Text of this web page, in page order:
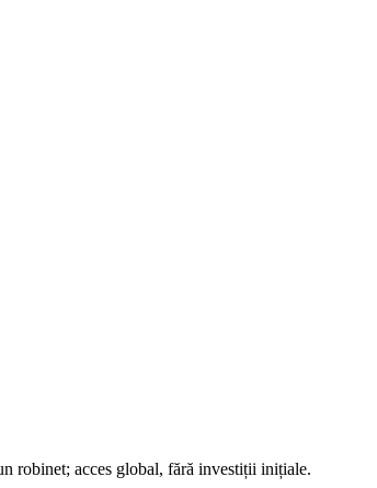
robinet; acces global, fără investiții inițiale.